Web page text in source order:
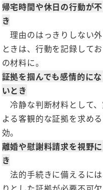
帰宅時間や休日の行動が
き
理由のはっきりしない
ときは、行動を記録して
の材料に。
証拠を掴んでも感情的に
いとき
冷静な判断材料として
よる客観的な証拠を求め
効。
離婚や慰謝料請求を視野
き
法的手続きに備えるに